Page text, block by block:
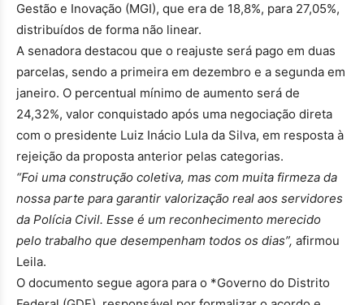
Gestão e Inovação (MGI), que era de 18,8%, para 27,05%,
distribuídos de forma não linear.
A senadora destacou que o reajuste será pago em duas
parcelas, sendo a primeira em dezembro e a segunda em
janeiro. O percentual mínimo de aumento será de
24,32%, valor conquistado após uma negociação direta
com o presidente Luiz Inácio Lula da Silva, em resposta à
rejeição da proposta anterior pelas categorias.
“Foi uma construção coletiva, mas com muita firmeza da
nossa parte para garantir valorização real aos servidores
da Polícia Civil. Esse é um reconhecimento merecido
pelo trabalho que desempenham todos os dias”, afirmou
Leila.
O documento segue agora para o *Governo do Distrito